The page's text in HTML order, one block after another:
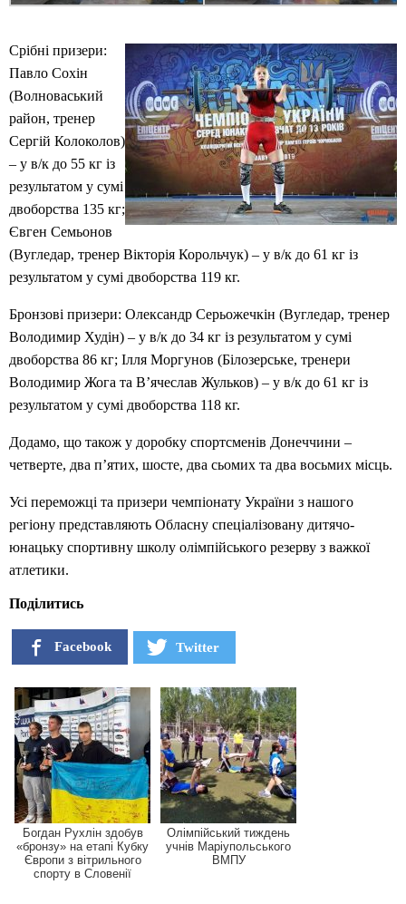
Срібні призери:
Павло Сохін
(Волноваський
район, тренер
Сергій Колоколов)
– у в/к до 55 кг із
результатом у сумі
двоборства 135 кг;
Євген Семьонов
(Вугледар, тренер Вікторія Корольчук) – у в/к до 61 кг із
результатом у сумі двоборства 119 кг.
Бронзові призери: Олександр Серьожечкін (Вугледар, тренер
Володимир Худін) – у в/к до 34 кг із результатом у сумі
двоборства 86 кг; Ілля Моргунов (Білозерське, тренери
Володимир Жога та В’ячеслав Жульков) – у в/к до 61 кг із
результатом у сумі двоборства 118 кг.
Додамо, що також у доробку спортсменів Донеччини –
четверте, два п’ятих, шосте, два сьомих та два восьмих місць.
Усі переможці та призери чемпіонату України з нашого
регіону представляють Обласну спеціалізовану дитячо-
юнацьку спортивну школу олімпійського резерву з важкої
атлетики.
Поділитись
Facebook Twitter
Богдан Рухлін здобув
«бронзу» на етапі Кубку
Європи з вітрильного
спорту в Словенії
Олімпійський тиждень
учнів Маріупольського
ВМПУ